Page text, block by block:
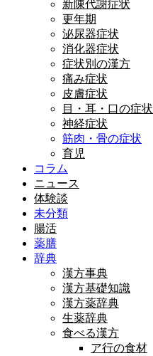
新陳代謝症状
更年期
泌尿器症状
消化器症状
症状別の漢方
痛み症状
皮膚症状
目・耳・口の症状
神経症状
筋肉・骨の症状
育児
コラム
ニュース
体験談
未分類
腸活
薬膳
辞典
漢方事典
漢方基礎知識
漢方薬辞典
生薬辞典
食べる漢方
ア行の食材